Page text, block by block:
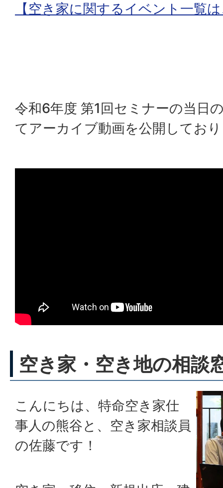
【空き家に関するイベント一覧
令和6年度 第1回セミナーの当日
てアーカイブ動画を公開してお
空き家・空き地の相談
こんにちは、特命空き家仕
事人の熊谷と、空き家相談員
の佐藤です！